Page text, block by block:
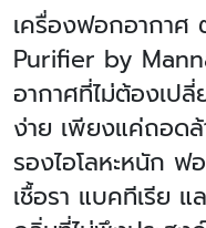
เครื่องฟอกอากาศ
Purifier by
อากาศที่ไม่ต้องเป
ง่าย เพียงแค่ถอดล้
รองไอโลหะหนัก ฟ
เชื้อรา แบคทีเรีย